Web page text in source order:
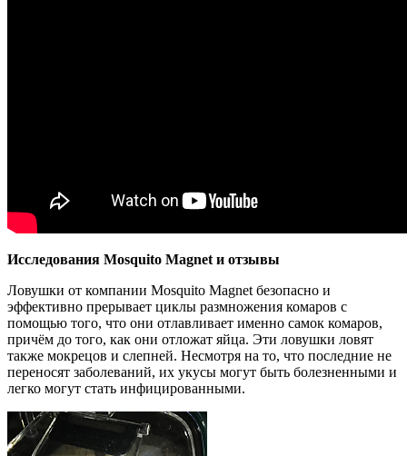
Исследования Mosquito Magnet и отзывы
Ловушки от компании Mosquito Magnet безопасно и
эффективно прерывает циклы размножения комаров с
помощью того, что они отлавливает именно самок комаров,
причём до того, как они отложат яйца. Эти ловушки ловят
также мокрецов и слепней. Несмотря на то, что последние не
переносят заболеваний, их укусы могут быть болезненными и
легко могут стать инфицированными.